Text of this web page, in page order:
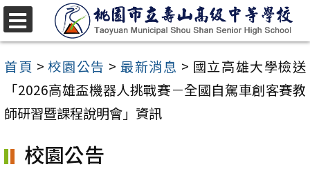
跳
至
主
內
區
首頁 >校園公告 >最新消息 > 國立高雄大學檢送
「2026高雄盃機器人挑戰賽－全國自駕車創客賽教
師研習暨課程說明會」資訊
校園公告
選
單